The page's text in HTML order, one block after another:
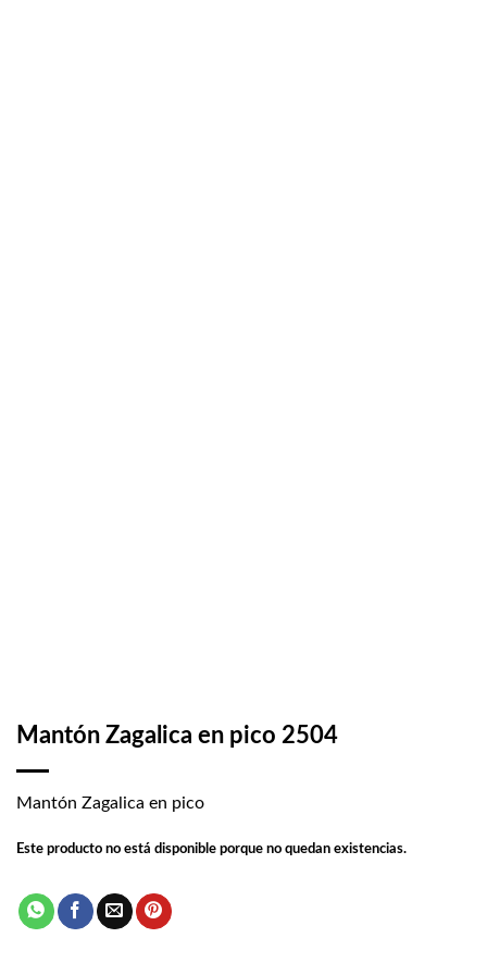
Mantón Zagalica en pico 2504
Mantón Zagalica en pico
Este producto no está disponible porque no quedan existencias.